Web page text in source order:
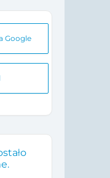
Google